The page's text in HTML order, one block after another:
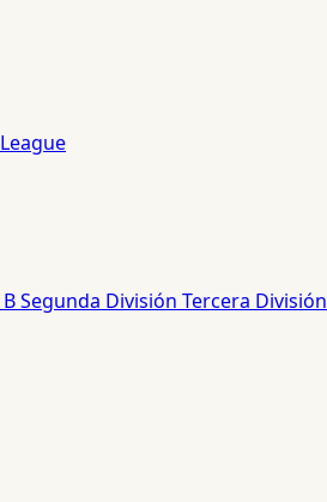
Segunda División Tercera División